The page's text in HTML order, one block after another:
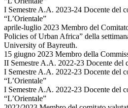
I Semestre A.A. 2023-24 Docente del
“L’Orientale”
aprile-luglio 2023 Membro del
Policies of Urban Africa” della
University of Bayreuth.
15 giugno 2023 Membro della
II Semestre A.A. 2022-23 Docente del
I Semestre A.A. 2022-23 Docente del
“L’Orientale”
I Semestre A.A. 2022-23 Docente del
“L’Orientale”